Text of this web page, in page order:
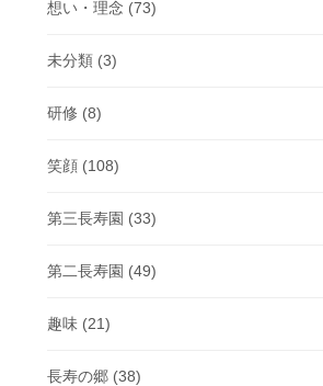
想い・理念 (73)
未分類(3)
研修 (8)
笑顔(108)
第三長寿園 (33)
第二長寿園 (49)
趣味(21)
長寿の郷(38)